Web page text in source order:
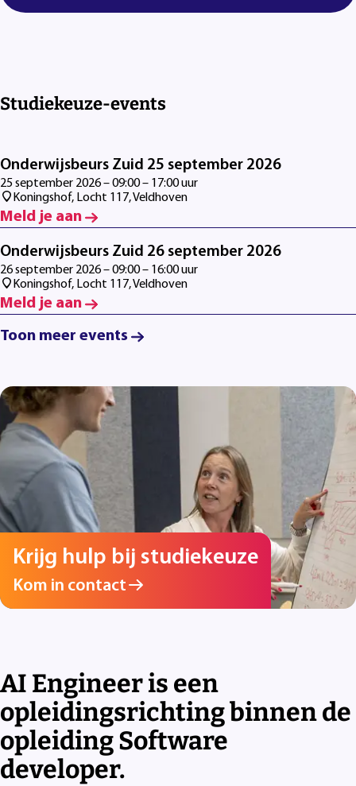
AI Engineer is een
opleidingsrichting binnen de
opleiding Software
developer.
Studiekeuze-events
Onderwijsbeurs Zuid 25 september 2026
25 september 2026 – 09:00 – 17:00 uur
Koningshof, Locht 117, Veldhoven
Meld je aan
Onderwijsbeurs Zuid 26 september 2026
26 september 2026 – 09:00 – 16:00 uur
Koningshof, Locht 117, Veldhoven
Meld je aan
Toon meer events
Krijg hulp bij studiekeuze
Kom in contact